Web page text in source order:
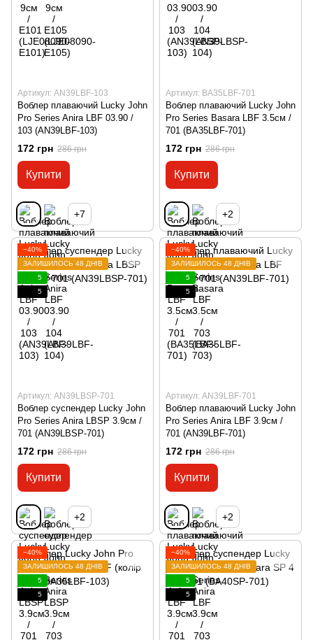
Артикул: AN39LBF-103
Воблер плаваючий Lucky John
Pro Series Anira LBF 03.90 /
103 (AN39LBF-103)
172 грн 286 грн
Купити
+7
Артикул: BA35LBF-701
Воблер плаваючий Lucky John
Pro Series Basara LBF 3.5см /
701 (BA35LBF-701)
172 грн 286 грн
Купити
+2
−40%
ЗАЛИШИЛОСЬ 48 ДНІВ
5
5
Артикул: AN39LBSP-701
Воблер суспендер Lucky John
Pro Series Anira LBSP 3.9см /
701 (AN39LBSP-701)
172 грн 286 грн
Купити
+2
−40%
ЗАЛИШИЛОСЬ 48 ДНІВ
5
5
Артикул: AN39LBF-701
Воблер плаваючий Lucky John
Pro Series Anira LBF 3.9см /
701 (AN39LBF-701)
172 грн 286 грн
Купити
+2
−40%
ЗАЛИШИЛОСЬ 48 ДНІВ
5
5
−40%
ЗАЛИШИЛОСЬ 48 ДНІВ
5
5